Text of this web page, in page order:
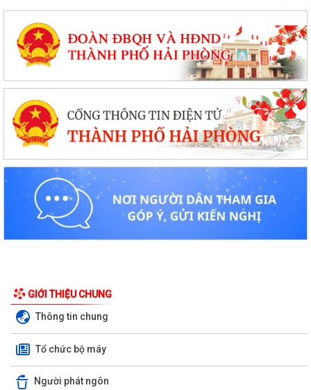
GIỚI THIỆU CHUNG
Thông tin chung
Tổ chức bộ máy
Người phát ngôn